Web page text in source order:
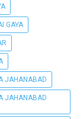
GAYA
JAHANABAD
JAHANABAD